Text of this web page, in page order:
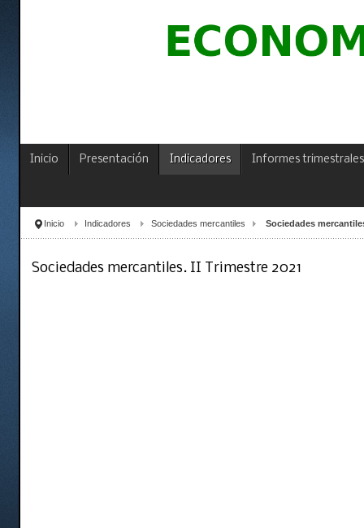
Inicio Presentación Indicadores Informes trimestrales
Inicio Indicadores Sociedades mercantiles Sociedades
Sociedades mercantiles. II Trimestre 2021